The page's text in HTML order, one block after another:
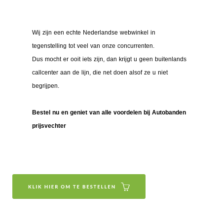
Wij zijn een echte Nederlandse webwinkel in
tegenstelling tot veel van onze concurrenten.
Dus mocht er ooit iets zijn, dan krijgt u geen buitenlands
callcenter aan de lijn, die net doen alsof ze u niet
begrijpen.
Bestel nu en geniet van alle voordelen bij Autobanden
prijsvechter